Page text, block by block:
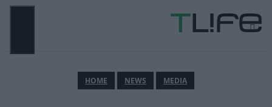
Μετάβαση
ΗΟΜΕ NEWS MEDIA